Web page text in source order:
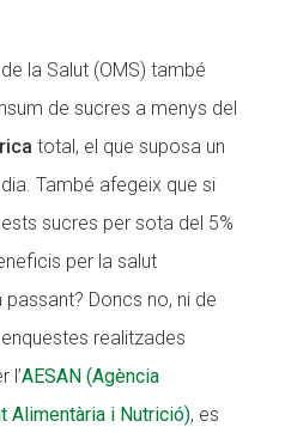
la Salut (OMS) també
de sucres a menys del
total, el que suposa un
També afegeix que si
sucres per sota del 5%
per la salut
Doncs no, ni de
realitzades
l’AESAN (Agència
Alimentària i Nutrició), es